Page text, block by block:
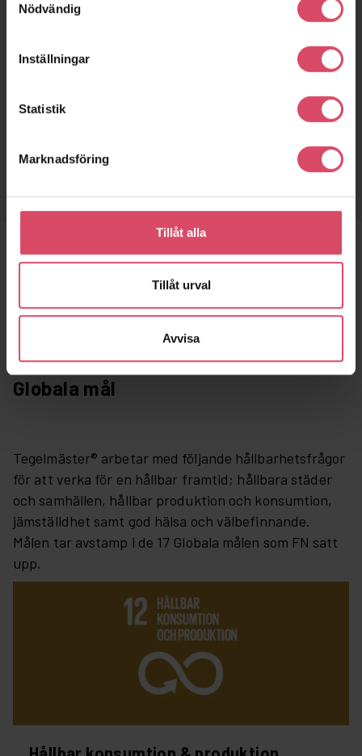
Nödvändig
Inställningar
Statistik
Marknadsföring
Tillåt alla
Tillåt urval
Avvisa
Ekonomisk hållbarhet
En murad fasad är en god investering för ögat, men också för
plånboken. En tegelfasad håller i minst 100 år utan större
rapport från KTH och visar stor konkurrenskraft hos teglet
fasadmaterial, KTH (2021)”
Globala mål
Tegelmäster® arbetar med följande hållbarhetsfrågor
för att verka för en hållbar framtid; hållbara städer
och samhällen, hållbar produktion och konsumtion,
jämställdhet samt god hälsa och välbefinnande.
Målen tar avstamp i de 17 Globala målen som FN satt
upp.